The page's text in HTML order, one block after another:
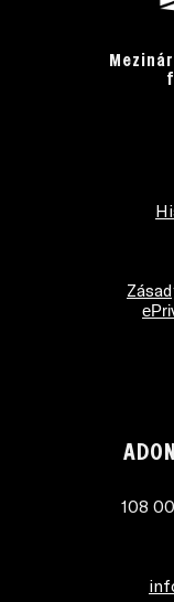
108